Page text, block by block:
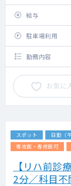
給与
駐車場利用
勤務内容
お気に
スポット 日勤（
専攻医・専修医可
【リハ前診
2分／科目不